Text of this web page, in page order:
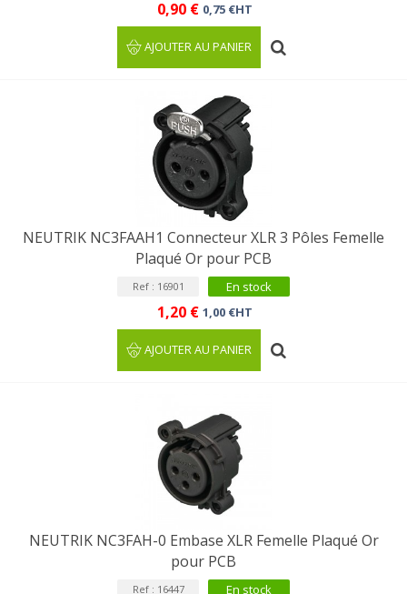
0,90 € 0,75 €HT
AJOUTER AU PANIER
NEUTRIK NC3FAAH1 Connecteur XLR 3 Pôles Femelle
Plaqué Or pour PCB
Ref : 16901 En stock
1,20 € 1,00 €HT
AJOUTER AU PANIER
NEUTRIK NC3FAH-0 Embase XLR Femelle Plaqué Or
pour PCB
Ref : 16447 En stock